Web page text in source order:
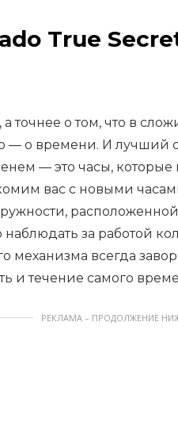
True
точнее о том, что в
— о времени. И лучший
— это часы, которые
вас с новыми
за работой
механизма всегда
и течение самого
РЕКЛАМА – ПРОДОЛЖЕНИЕ